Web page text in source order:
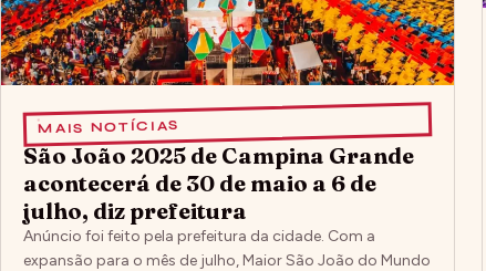
MAIS NOTÍCIAS
São João 2025 de Campina Grande
acontecerá de 30 de maio a 6 de
julho, diz prefeitura
Anúncio foi feito pela prefeitura da cidade. Com a
expansão para o mês de julho, Maior São João do Mundo